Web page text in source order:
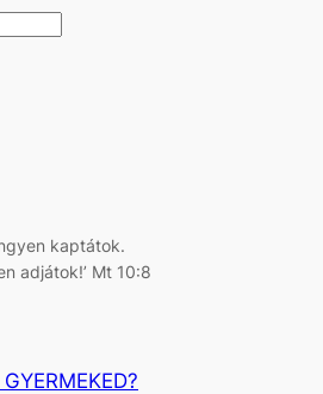
kaptátok.
adjátok!’ Mt 10:8